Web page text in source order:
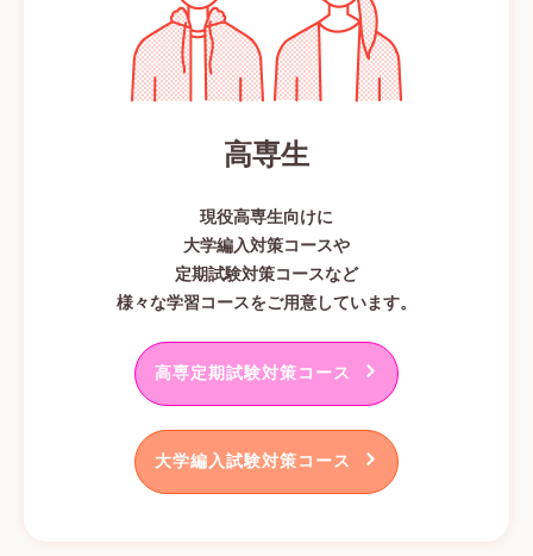
高専生
現役高専生向けに
大学編入対策コースや
定期試験対策コースなど
様々な学習コースをご用意しています。
高専定期試験対策コース
大学編入試験対策コース